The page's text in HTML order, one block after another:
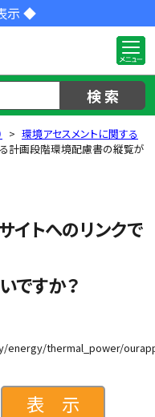
示 ◆
検 索
環境アセスメントに関する
計画段階環境配慮書の縦覧が
イトへのリンクで
ですか？
energy/thermal_power/
表 示